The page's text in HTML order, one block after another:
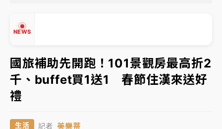
NEWS
中信慈善基金會想增加董事人數！辜仲諒向法院聲請遭
駁 理由曝光
故宮《龍藏經》特展第2檔！今線上預約開賣一度塞車
周六起展出延長至晚上7時
台東農業處長涉圖利渡假村！東檢抗告成功 今重開羈
押庭
父親節泡湯了！中颱白海豚雨彈轟3天 「紅到發紫」降
▲
▼
國旅補助先開跑！101景觀房最高折2
千、buffet買1送1 春節住漢來送好
禮
生活 記者 美樂蒂